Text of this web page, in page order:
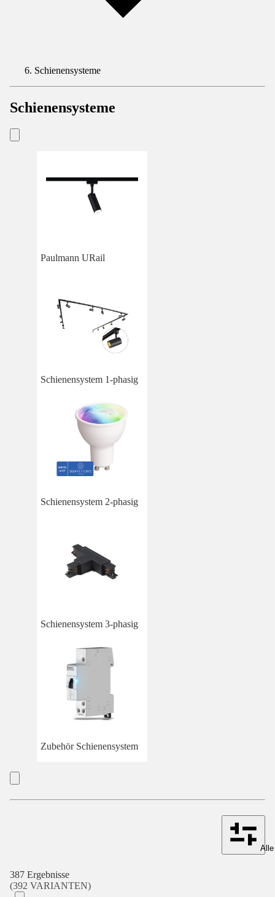
Schienensysteme
Schienensysteme
Paulmann URail
Schienensystem 1-phasig
Schienensystem 2-phasig
Schienensystem 3-phasig
Zubehör Schienensystem
387 Ergebnisse
(392 VARIANTEN)